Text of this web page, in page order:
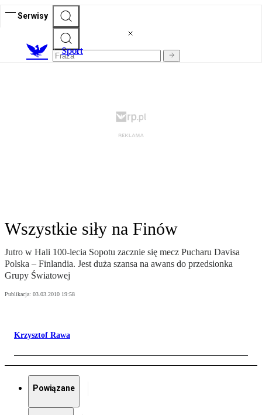
Serwisy
Sport
Wszystkie siły na Finów
Jutro w Hali 100-lecia Sopotu zacznie się mecz Pucharu Davisa
Polska – Finlandia. Jest duża szansa na awans do przedsionka
Grupy Światowej
Publikacja: 03.03.2010 19:58
Krzysztof Rawa
Powiązane